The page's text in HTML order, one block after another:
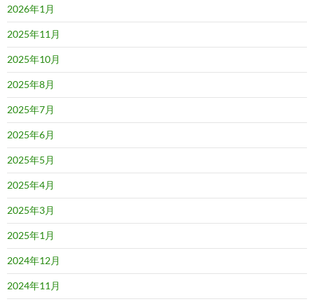
2026年1月
2025年11月
2025年10月
2025年8月
2025年7月
2025年6月
2025年5月
2025年4月
2025年3月
2025年1月
2024年12月
2024年11月